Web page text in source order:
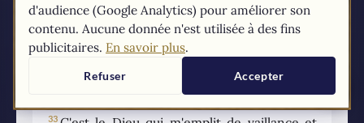
mon Dieu, je franchis la muraille.31Ce Dieu a
des chemins sans reproche, + la parole du
Seigneur est sans alliage, il est un bouclier
pour qui s'abrite en lui.
Qui est Dieu, hormis
le Seigneur ? le Rocher, sinon notre Dieu ?
33
d'audience (Google Analytics) pour améliorer son
contenu. Aucune donnée n'est utilisée à des fins
publicitaires. En savoir plus.
Refuser Accepter